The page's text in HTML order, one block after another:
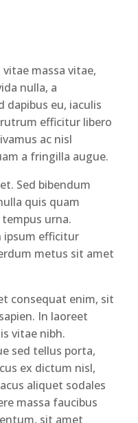
massa vitae,
nulla, a
dapibus eu, iaculis
efficitur libero
ac nisl
a fringilla augue.
Sed bibendum
quis quam
urna.
ipsum efficitur
metus sit amet
consequat enim, sit
In laoreet
vitae nibh.
sed tellus porta,
ex dictum nisl,
aliquet sodales
massa faucibus
sit amet